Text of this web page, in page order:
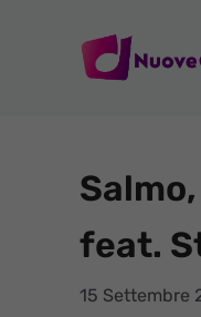
feat.
15 Settembre